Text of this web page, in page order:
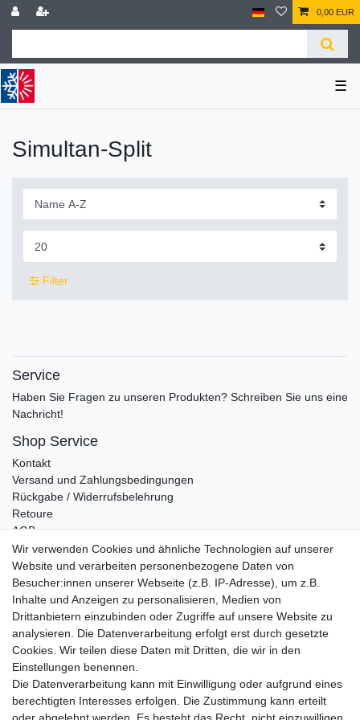
0,00 EUR
☰
Simultan-Split
Filter
Service
Haben Sie Fragen zu unseren Produkten? Schreiben Sie uns eine
Nachricht!
Shop Service
Kontakt
Versand und Zahlungsbedingungen
Rückgabe / Widerrufsbelehrung
Retoure
AGB
Vertrag widerrufen
Informationen
Datenschutz
Impressum
Wir verschicken klimaneutral mit DPD
Wir verwenden Cookies und ähnliche Technologien auf unserer
Website und verarbeiten personenbezogene Daten von
Besucher:innen unserer Webseite (z.B. IP-Adresse), um z.B.
Inhalte und Anzeigen zu personalisieren, Medien von
Drittanbietern einzubinden oder Zugriffe auf unsere Website zu
analysieren. Die Datenverarbeitung erfolgt erst durch gesetzte
Cookies. Wir teilen diese Daten mit Dritten, die wir in den
Einstellungen benennen.
Die Datenverarbeitung kann mit Einwilligung oder aufgrund eines
berechtigten Interesses erfolgen. Die Zustimmung kann erteilt